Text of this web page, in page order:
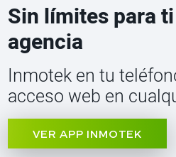
Sin límites para
agencia
Inmotek en tu
acceso web en
VER APP INMOTEK